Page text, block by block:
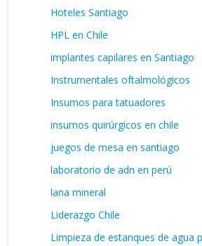
Hoteles Santiago
HPL en Chile
implantes capilares en Santiago
Instrumentales oftalmológicos
Insumos para tatuadores
insumos quirúrgicos en chile
juegos de mesa en santiago
laboratorio de adn en perú
lana mineral
Liderazgo Chile
Limpieza de estanques de agua